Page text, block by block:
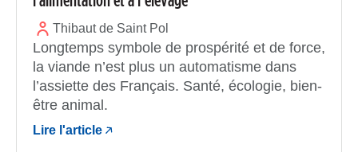
Thibaut de Saint Pol
Longtemps symbole de prospérité et de force,
la viande n’est plus un automatisme dans
l’assiette des Français. Santé, écologie, bien-
être animal.
Lire l'article